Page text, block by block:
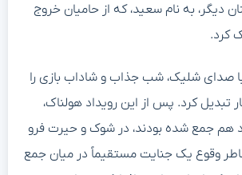
دیگر، به نام سعید، که از حامیان خروج
کرد.
صدای شلیک، شب جذاب و شاداب بازی را
تبدیل کرد. پس از این رویداد هولناک،
هم جمع شده بودند، در شوک و حیرت فرو
خاطر وقوع یک جنایت مستقیماً در میان جمع